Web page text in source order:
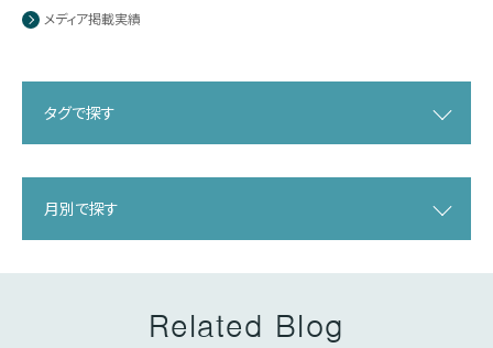
メディア掲載実績
タグで探す
月別で探す
Related Blog